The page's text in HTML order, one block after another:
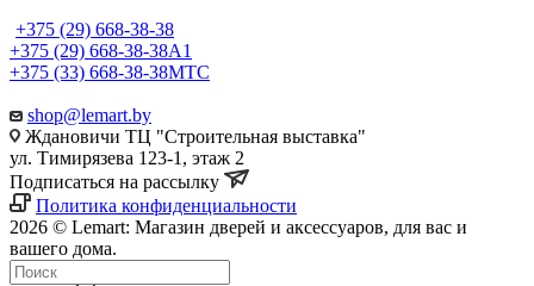
+375 (29) 668-38-38
+375 (29) 668-38-38A1
+375 (33) 668-38-38МТС
shop@lemart.by
Ждановичи ТЦ "Строительная выставка"
ул. Тимирязева 123-1, этаж 2
Подписаться на рассылку
Политика конфиденциальности
2026 © Lemart: Магазин дверей и аксессуаров, для вас и
вашего дома.